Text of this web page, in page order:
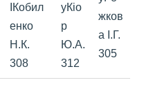
ІКобил
енко
Н.К.
308
уКіо
р
Ю.А.
312
жков
а І.Г.
305